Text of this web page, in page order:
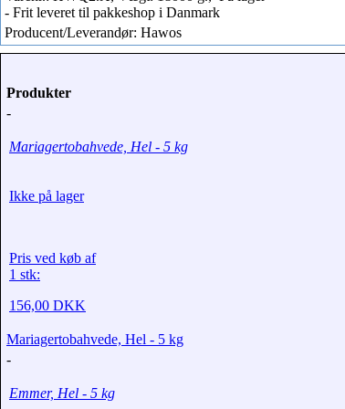
- Frit leveret til pakkeshop i Danmark
Producent/Leverandør: Hawos
Produkter
-
Mariagertobahvede, Hel - 5 kg
Ikke på lager
Pris ved køb af
1 stk:
156,00 DKK
Mariagertobahvede, Hel - 5 kg
-
Emmer, Hel - 5 kg